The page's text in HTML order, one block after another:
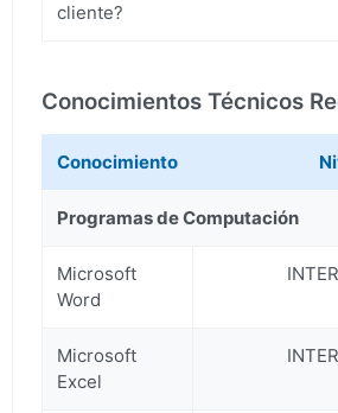
cliente?
Conocimientos Técnicos
Conocimiento
Programas de Computación
Microsoft
Word
Microsoft
Excel